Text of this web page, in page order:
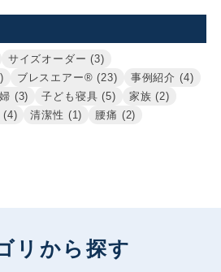
サイズオーダー (3)
ブレスエアー® (23)
事例紹介 (4)
(3) 子ども寝具 (5)
家族 (2)
(4) 清潔性 (1)
腰痛 (2)
リから探す